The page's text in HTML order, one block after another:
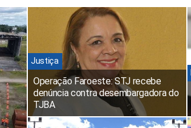
Justiça
Operação Faroeste: STJ recebe
denúncia contra desembargadora do
TJBA